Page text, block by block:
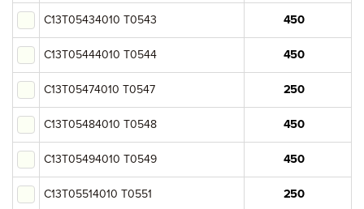
C13T05434010 T0543
C13T05444010 T0544
C13T05474010 T0547
C13T05484010 T0548
C13T05494010 T0549
C13T05514010 T0551